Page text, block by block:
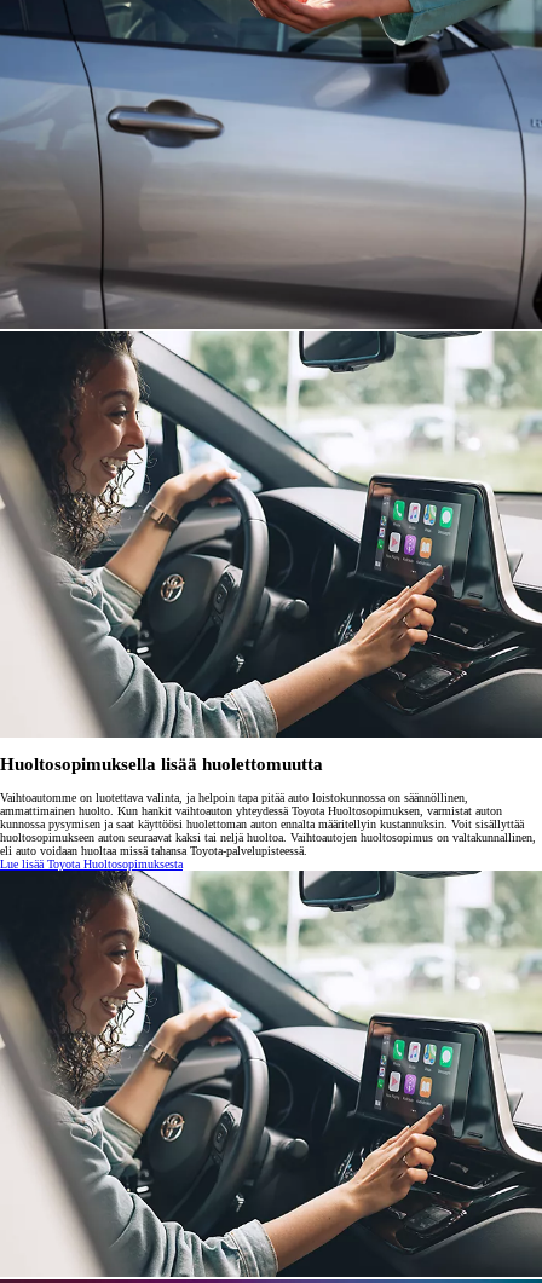
Huoltosopimuksella lisää huolettomuutta
Vaihtoautomme on luotettava valinta, ja helpoin tapa pitää auto loistokunnossa on säännöllinen,
ammattimainen huolto. Kun hankit vaihtoauton yhteydessä Toyota Huoltosopimuksen, varmistat auton
kunnossa pysymisen ja saat käyttöösi huolettoman auton ennalta määritellyin kustannuksin. Voit sisällyttää
huoltosopimukseen auton seuraavat kaksi tai neljä huoltoa. Vaihtoautojen huoltosopimus on valtakunnallinen,
eli auto voidaan huoltaa missä tahansa Toyota-palvelupisteessä.
Lue lisää Toyota Huoltosopimuksesta